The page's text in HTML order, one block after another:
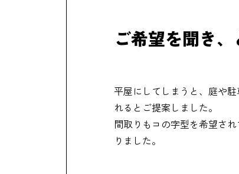
ご希望を聞き、
平屋にしてしまうと、庭や
れるとご提案しました。
間取りもコの字型を希望さ
りました。